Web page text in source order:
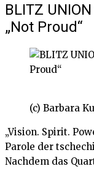
BLITZ
„Not Proud“
(c) Barbara
„Vision. Spirit.
Parole der
Nachdem das